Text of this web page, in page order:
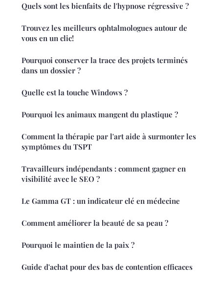
Quels sont les bienfaits de l'hypnose régressive ?
Trouvez les meilleurs ophtalmologues autour de
vous en un clic!
Pourquoi conserver la trace des projets terminés
dans un dossier ?
Quelle est la touche Windows ?
Pourquoi les animaux mangent du plastique ?
Comment la thérapie par l'art aide à surmonter les
symptômes du TSPT
Travailleurs indépendants : comment gagner en
visibilité avec le SEO ?
Le Gamma GT : un indicateur clé en médecine
Comment améliorer la beauté de sa peau ?
Pourquoi le maintien de la paix ?
Guide d'achat pour des bas de contention efficaces